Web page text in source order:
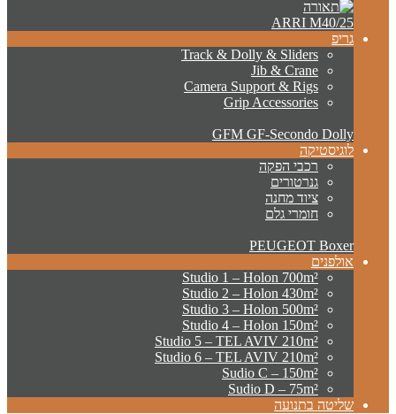
ARRI M40/25
גריפ
Track & Dolly & Sliders
Jib & Crane
Camera Support & Rigs
Grip Accessories
GFM GF-Secondo Dolly
לוגיסטיקה
רכבי הפקה
גנרטורים
ציוד מחנה
חומרי גלם
PEUGEOT Boxer
אולפנים
Studio 1 – Holon 700m²
Studio 2 – Holon 430m²
Studio 3 – Holon 500m²
Studio 4 – Holon 150m²
Studio 5 – TEL AVIV 210m²
Studio 6 – TEL AVIV 210m²
Sudio C – 150m²
Sudio D – 75m²
שליטה בתנועה